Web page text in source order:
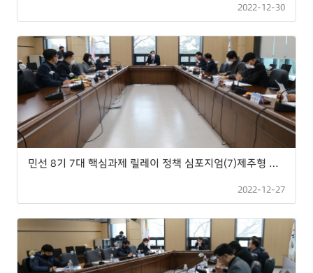
2022-12-30
민선 8기 7대 핵심과제 릴레이 정책 심포지엄(7)제주형 행정체제개편 도입에 대한 담론
2022-12-27